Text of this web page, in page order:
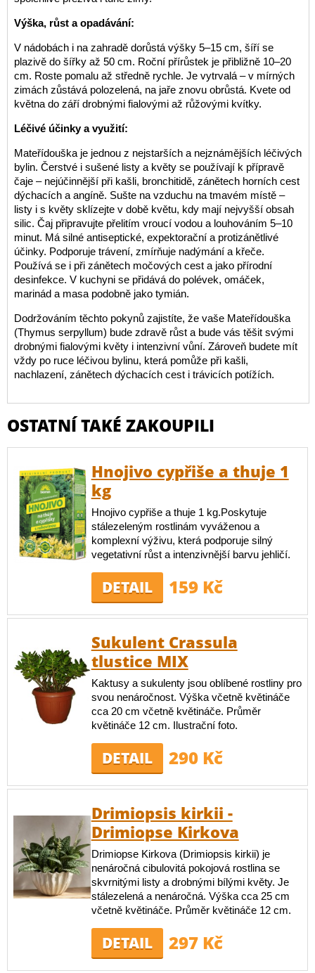
Výška, růst a opadávání:
V nádobách i na zahradě dorůstá výšky 5–15 cm, šíří se
plazivě do šířky až 50 cm. Roční přírůstek je přibližně 10–20
cm. Roste pomalu až středně rychle. Je vytrvalá – v mírných
zimách zůstává polozelená, na jaře znovu obrůstá. Kvete od
května do září drobnými fialovými až růžovými kvítky.
Léčivé účinky a využití:
Mateřídouška je jednou z nejstarších a nejznámějších léčivých
bylin. Čerstvé i sušené listy a květy se používají k přípravě
čaje – nejúčinnější při kašli, bronchitidě, zánětech horních cest
dýchacích a angíně. Sušte na vzduchu na tmavém místě –
listy i s květy sklízejte v době květu, kdy mají nejvyšší obsah
silic. Čaj připravujte přelitím vroucí vodou a louhováním 5–10
minut. Má silné antiseptické, expektorační a protizánětlivé
účinky. Podporuje trávení, zmírňuje nadýmání a křeče.
Používá se i při zánětech močových cest a jako přírodní
desinfekce. V kuchyni se přidává do polévek, omáček,
marinád a masa podobně jako tymián.
Dodržováním těchto pokynů zajistíte, že vaše Mateřídouška
(Thymus serpyllum) bude zdravě růst a bude vás těšit svými
drobnými fialovými květy i intenzivní vůní. Zároveň budete mít
vždy po ruce léčivou bylinu, která pomůže při kašli,
nachlazení, zánětech dýchacích cest i trávicích potížích.
OSTATNÍ TAKÉ ZAKOUPILI
Hnojivo cypřiše a thuje 1
kg
Hnojivo cypřiše a thuje 1 kg.Poskytuje
stálezeleným rostlinám vyváženou a
komplexní výživu, která podporuje silný
vegetativní růst a intenzivnější barvu jehličí.
DETAIL 159 Kč
Sukulent Crassula
tlustice MIX
Kaktusy a sukulenty jsou oblíbené rostliny pro
svou nenáročnost. Výška včetně květináče
cca 20 cm včetně květináče. Průměr
květináče 12 cm. Ilustrační foto.
DETAIL 290 Kč
Drimiopsis kirkii -
Drimiopse Kirkova
Drimiopse Kirkova (Drimiopsis kirkii) je
nenáročná cibulovitá pokojová rostlina se
skvrnitými listy a drobnými bílými květy. Je
stálezelená a nenáročná. Výška cca 25 cm
včetně květináče. Průměr květináče 12 cm.
DETAIL 297 Kč